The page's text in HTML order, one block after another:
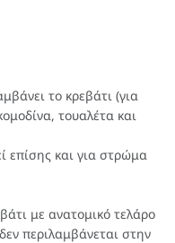
το κρεβάτι (για
τουαλέτα και
επίσης και για στρώμα
με ανατομικό τελάρο
περιλαμβάνεται στην